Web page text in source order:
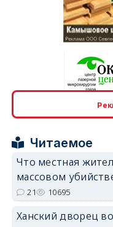
Читаемое
Что местная
массовом
21 10695
Ханский дворец